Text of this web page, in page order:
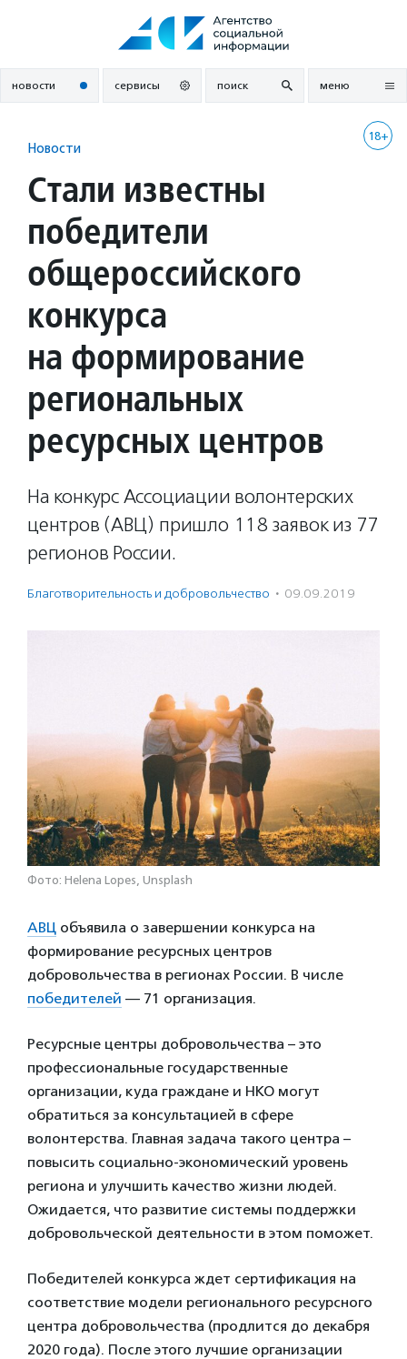
новости сервисы поиск меню
18+
Новости
Стали известны
победители
общероссийского
конкурса
на формирование
региональных
ресурсных центров
На конкурс Ассоциации волонтерских
центров (АВЦ) пришло 118 заявок из 77
регионов России.
Благотвори­тель­ность и доброволь­чест­во · 09.09.2019
Фото: Helena Lopes, Unsplash
АВЦ объявила о завершении конкурса на
формирование ресурсных центров
добровольчества в регионах России. В числе
победителей — 71 организация.
Ресурсные центры добровольчества – это
профессиональные государственные
организации, куда граждане и НКО могут
обратиться за консультацией в сфере
волонтерства. Главная задача такого центра –
повысить социально-экономический уровень
региона и улучшить качество жизни людей.
Ожидается, что развитие системы поддержки
добровольческой деятельности в этом поможет.
Победителей конкурса ждет сертификация на
соответствие модели регионального ресурсного
центра добровольчества (продлится до декабря
2020 года). После этого лучшие организации